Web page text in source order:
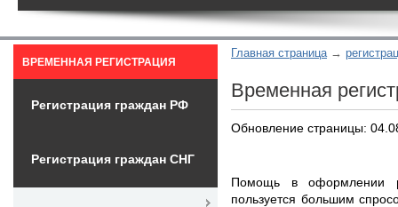
Главная страница
Временная
Обновление страницы:
Помощь в оформлении
пользуется большим
ВРЕМЕННАЯ РЕГИСТРАЦИЯ
Регистрация граждан РФ
Регистрация граждан СНГ